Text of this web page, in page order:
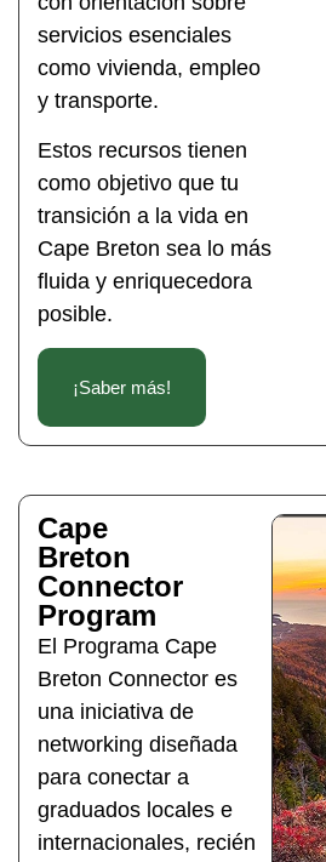
servicios esenciales
como vivienda, empleo
y transporte.
Estos recursos tienen
como objetivo que tu
transición a la vida en
Cape Breton sea lo más
fluida y enriquecedora
posible.
¡Saber más!
Cape
Breton
Connector
Program
El Programa Cape
Breton Connector es
una iniciativa de
networking diseñada
para conectar a
graduados locales e
internacionales, recién